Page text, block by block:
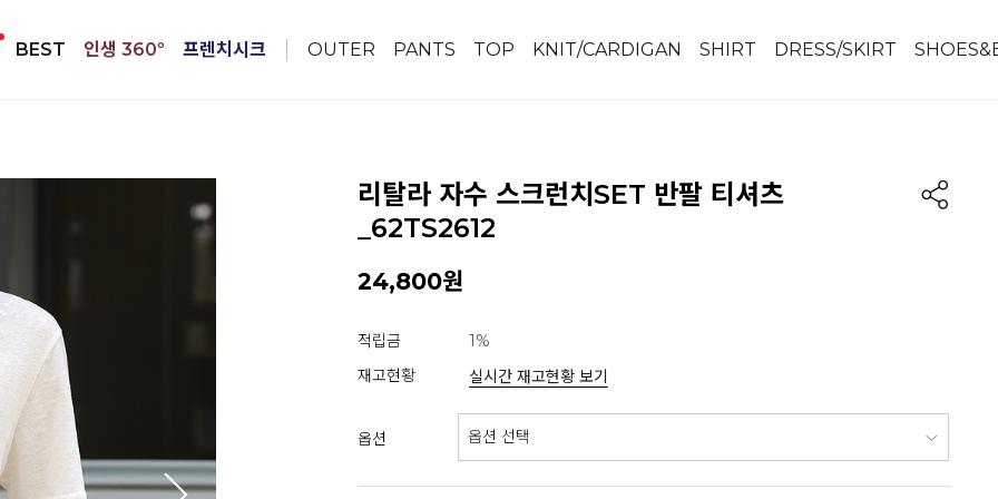
BEST 인생 360º 프렌치시크 OUTER PANTS TOP KNIT/CARDIGAN SHIRT DRESS/SKIRT
리탈라 자수 스크런치SET 반팔 티셔츠
_62TS2612
24,800원
적립금
1%
재고현황
실시간 재고현황 보기
옵션